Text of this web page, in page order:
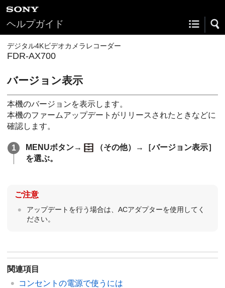
ヘルプガイド
デジタル4Kビデオカメラレコーダー
FDR-AX700
バージョン表示
本機のバージョンを表示します。
本機のファームアップデートがリリースされたときなどに
確認します。
MENUボタン→
（その他）→［バージョン表示］
を選ぶ。
ご注意
アップデートを行う場合は、ACアダプターを使用してく
ださい。
関連項目
コンセントの電源で使うには